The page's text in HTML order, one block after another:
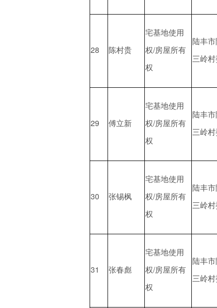
28 陈村贵
宅基地使用
权/房屋所有
权
陆丰
三岭
29 傅立新
宅基地使用
权/房屋所有
权
陆丰
三岭
30 张锡枫
宅基地使用
权/房屋所有
权
陆丰
三岭
31 张春彪
宅基地使用
权/房屋所有
权
陆丰
三岭